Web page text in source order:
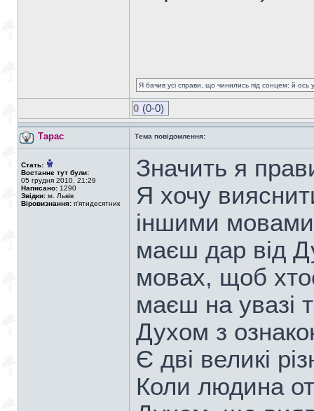
Я бачив усі справи, що чинились під сонцем: й ось
0 (0-0)
Тарас Тема повідомлення:
Стать:
Востаннє тут були:
05 грудня 2010, 21:29
Написано: 1290
Звідки: м. Львів
Віровизнання: п'ятидесятник
Значить я
Я хочу
іншими
маєш дар від
мовах, щоб
маєш на увазі
Духом з
Є дві великі
Коли людина